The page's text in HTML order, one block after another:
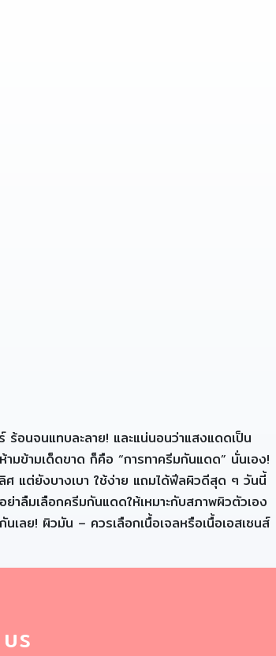
อนจนแทบละลาย! และแน่นอนว่าแสงแดดเป็น
ข้ามเด็ดขาด ก็คือ “การทาครีมกันแดด” นั่นเอง!
ศ แต่ยังบางเบา ใช้ง่าย แถมได้ฟีลผิวดีสุด ๆ วันนี้
าลืมเลือกครีมกันแดดให้เหมาะกับสภาพผิวตัวเอง
ลย! ผิวมัน – ควรเลือกเนื้อเจลหรือเนื้อเอสเซนส์